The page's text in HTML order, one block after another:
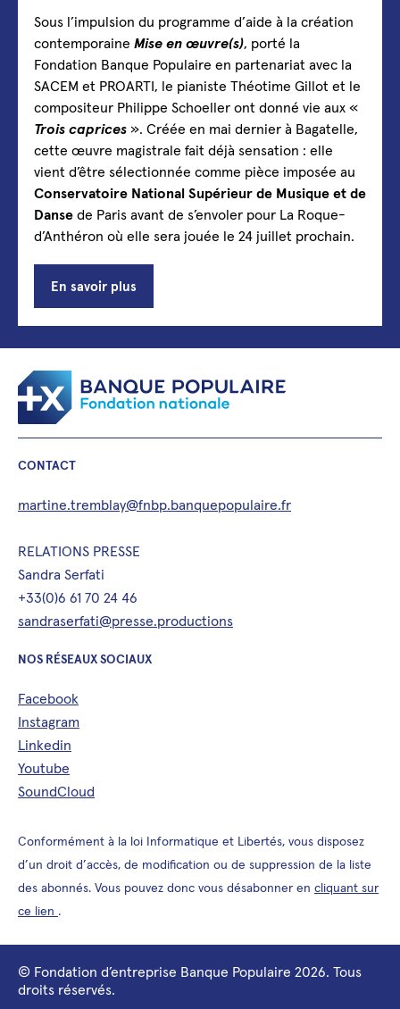
Sous l’impulsion du programme d’aide à la création
contemporaine Mise en œuvre(s), porté la
Fondation Banque Populaire en partenariat avec la
SACEM et PROARTI, le pianiste Théotime Gillot et le
compositeur Philippe Schoeller ont donné vie aux «
Trois caprices ». Créée en mai dernier à Bagatelle,
cette œuvre magistrale fait déjà sensation : elle
vient d’être sélectionnée comme pièce imposée au
Conservatoire National Supérieur de Musique et de
Danse de Paris avant de s’envoler pour La Roque-
d’Anthéron où elle sera jouée le 24 juillet prochain.
En savoir plus
CONTACT
martine.tremblay@fnbp.banquepopulaire.fr
RELATIONS PRESSE
Sandra Serfati
+33(0)6 61 70 24 46
sandraserfati@presse.productions
NOS RÉSEAUX SOCIAUX
Facebook
Instagram
Linkedin
Youtube
SoundCloud
Conformément à la loi Informatique et Libertés, vous disposez
d’un droit d’accès, de modification ou de suppression de la liste
des abonnés. Vous pouvez donc vous désabonner en cliquant sur
ce lien .
© Fondation d’entreprise Banque Populaire 2026. Tous
droits réservés.